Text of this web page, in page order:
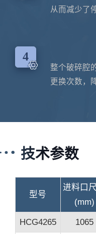
从而减少了
4
整个破碎腔
更换次数，
技术参数
型号
进料口
(mm)
HCG4265 1065